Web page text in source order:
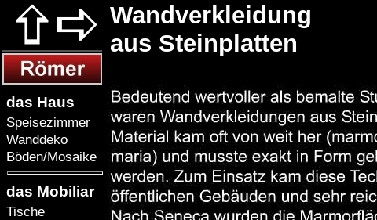
das Haus
Speisezimmer
Wanddeko
Böden/Mosaike
das Mobiliar
Tische
Wandverkleidung
aus Steinplatten